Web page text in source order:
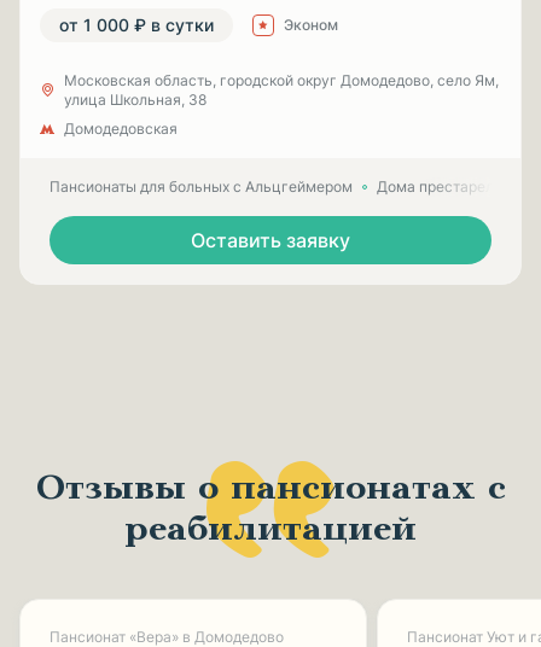
от 1 000 ₽ в сутки Эконом
Московская область, городской округ Домодедово, село Ям,
улица Школьная, 38
Домодедовская
Пансионаты для больных с Альцгеймером Дома престарелых
Оставить заявку
Отзывы о пансионатах с
реабилитацией
Пансионат «Вера» в Домодедово